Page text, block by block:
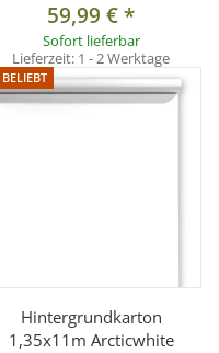
59,99 €*
Sofort lieferbar
Lieferzeit: 1 - 2 Werktage
BELIEBT
Hintergrundkarton
1,35x11m Arcticwhite